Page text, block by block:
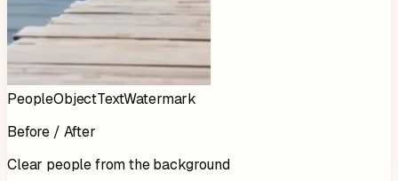
PeopleObjectTextWatermark
Before / After
Clear people from the background